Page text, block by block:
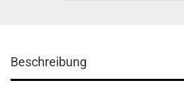
Beschreibung